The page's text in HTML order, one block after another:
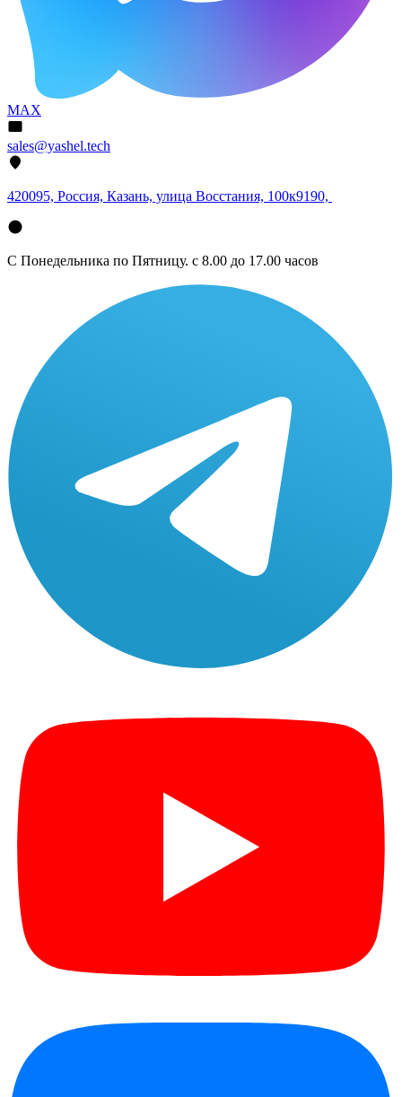
MAX
sales@yashel.tech
420095, Россия, Казань, улица Восстания, 100к9190,
С Понедельника по Пятницу. с 8.00 до 17.00 часов